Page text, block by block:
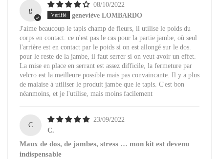
g
08/10/2022
geneviève LOMBARDO
J'aime beaucoup le tapis champ de fleurs, il utilise le poids du
corps en contact. ce n'est pas le cas pour la partie jambe, où seul
l'arrière est en contact par le poids si on est allongé sur le dos.
pour le reste de la jambe, il faut serrer si on veut avoir un effet.
La mise en place en serrant est assez difficile, la fermeture par
velcro est la meilleure possible mais pas convaincante. Il y a plus
de malaise à utiliser le produit jambe que le tapis. C'est bon
néanmoins, et je l'utilise, mais moins facilement
C
23/09/2022
C.
Maux de dos, de jambes, stress … mon kit est devenu
indispensable